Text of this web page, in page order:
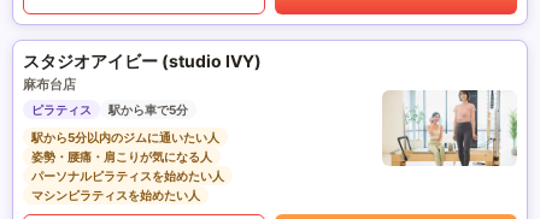
スタジオアイビー (studio IVY)
麻布台店
ピラティス
駅から車で5分
駅から5分以内のジムに通いたい人
姿勢・腰痛・肩こりが気になる人
パーソナルピラティスを始めたい人
マシンピラティスを始めたい人